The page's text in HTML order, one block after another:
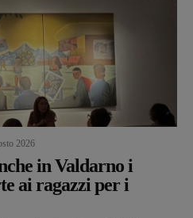
2026
in Valdarno i
ai ragazzi per i